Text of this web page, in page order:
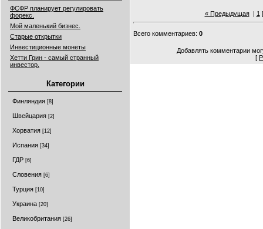
ФСФР планирует регулировать
форекс.
Мой маленький бизнес.
Старые открытки
Инвестиционные монеты
Хетти Грин - самый странный
инвестор.
Категории
Финляндия [8]
Швейцария [2]
Хорватия [12]
Испания [34]
ГДР [6]
Cловения [6]
Турция [10]
Украина [20]
Великобритания [26]
« Предыдущая| 1 [
Всего комментариев: 0
Добавлять комментарии
[